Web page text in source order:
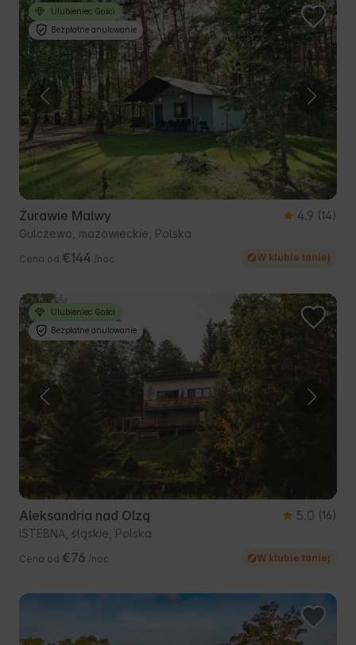
Ulubieniec Gości
Bezpłatne anulowanie
Żurawie Malwy 4.9 (14)
Gulczewo, mazowieckie, Polska
Cena od €144 /noc W klubie taniej
Ulubieniec Gości
Bezpłatne anulowanie
Aleksandria nad Olzą 5.0 (16)
ISTEBNA, śląskie, Polska
Cena od €76 /noc W klubie taniej